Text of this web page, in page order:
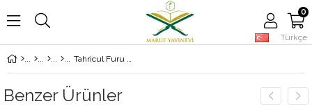
Türkçe
0
Tahricul Furu Alal Kavailil Fikhiyye - تخريج الفروع على القواعد الفقهية
Benzer Ürünler